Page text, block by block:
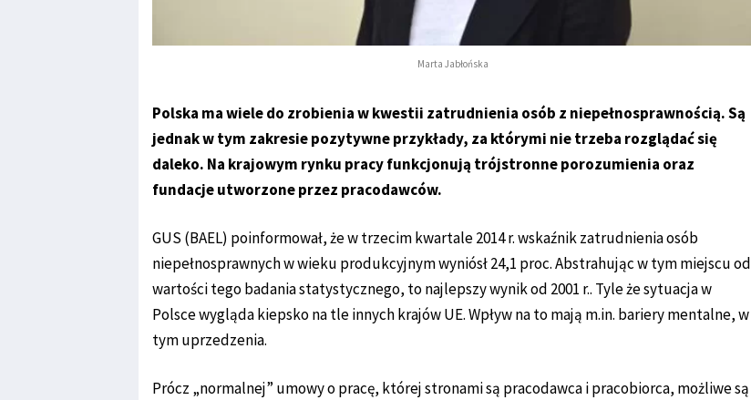
Marta Jabłońska
Polska ma wiele do zrobienia w kwestii zatrudnienia osób z niepełnosprawnością. Są
jednak w tym zakresie pozytywne przykłady, za którymi nie trzeba rozglądać się
daleko. Na krajowym rynku pracy funkcjonują trójstronne porozumienia oraz
fundacje utworzone przez pracodawców.
GUS (BAEL) poinformował, że w trzecim kwartale 2014 r. wskaźnik zatrudnienia osób
niepełnosprawnych w wieku produkcyjnym wyniósł 24,1 proc. Abstrahując w tym miejscu od
wartości tego badania statystycznego, to najlepszy wynik od 2001 r.. Tyle że sytuacja w
Polsce wygląda kiepsko na tle innych krajów UE. Wpływ na to mają m.in. bariery mentalne, w
tym uprzedzenia.
Prócz „normalnej” umowy o pracę, której stronami są pracodawca i pracobiorca, możliwe są